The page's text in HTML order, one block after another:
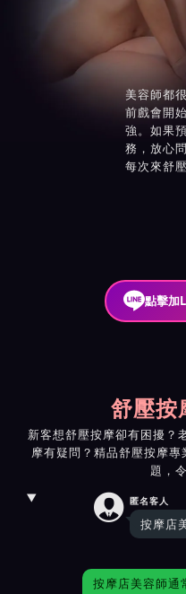
美容師都
前戲會開
強。如果
務，放心
每次來舒
點擊加
舒壓按
新客想舒壓按摩卻有困擾？
摩有疑問？精品舒壓按摩
題，
 匿名客人
按摩店
按摩店美容師通